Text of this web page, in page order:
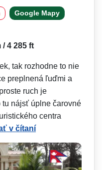
Google Mapy
/ 4 285 ft
tak rozhodne to nie
preplnená ľuďmi a
ruch je
tu nájsť úplne čarovné
centra
v čítaní